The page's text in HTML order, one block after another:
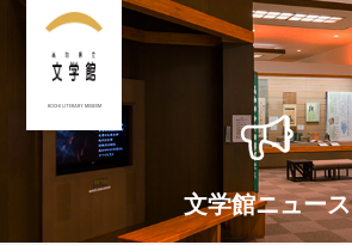
KOCHI LITERARY MUSEUM
文学館ニュース